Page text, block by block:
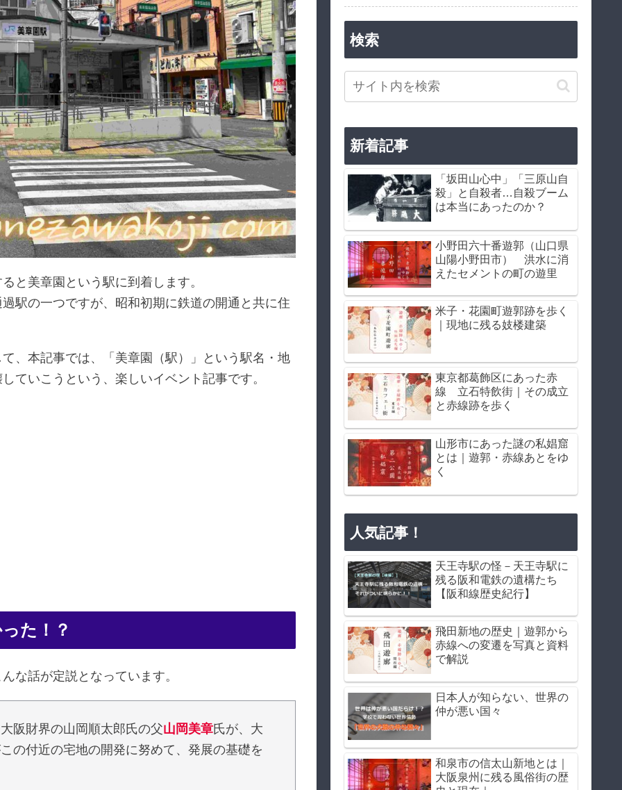
と美章園という駅に到着します。
駅の一つですが、昭和初期に鉄道の開通と共に住
、本記事では、「美章園（駅）」という駅名・地
ていこうという、楽しいイベント記事です。
た！？
な話が定説となっています。
阪財界の山岡順太郎氏の父山岡美章氏が、大
の付近の宅地の開発に努めて、発展の基礎を
検索
新着記事
「坂田山心中」「三原山自
殺」と自殺者…自殺ブーム
は本当にあったのか？
小野田六十番遊郭（山口県
山陽小野田市） 洪水に消
えたセメントの町の遊里
米子・花園町遊郭跡を歩く
｜現地に残る妓楼建築
東京都葛飾区にあった赤
線 立石特飲街｜その成立
と赤線跡を歩く
山形市にあった謎の私娼窟
とは｜遊郭・赤線あとをゆ
く
人気記事！
天王寺駅の怪－天王寺駅に
残る阪和電鉄の遺構たち
【阪和線歴史紀行】
飛田新地の歴史｜遊郭から
赤線への変遷を写真と資料
で解説
日本人が知らない、世界の
仲が悪い国々
和泉市の信太山新地とは｜
大阪泉州に残る風俗街の歴